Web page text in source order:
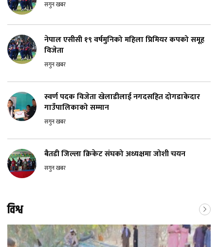
सगुन खबर
नेपाल एसीसी १९ वर्षमुनिको महिला प्रिमियर कपको समूह
विजेता
सगुन खबर
स्वर्ण पदक विजेता खेलाडीलाई नगदसहित दोगडाकेदार
गाउँपालिकाको सम्मान
सगुन खबर
बैतडी जिल्ला क्रिकेट संघको अध्यक्षमा जोशी चयन
सगुन खबर
विश्व